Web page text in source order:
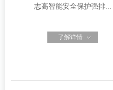
志高智能安全保护强排...
了解详情